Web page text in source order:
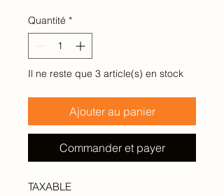
pour
100
Grammes
Quantité *
Il ne reste que 3 article(s) en stock
Ajouter au panier
Commander et payer
TAXABLE